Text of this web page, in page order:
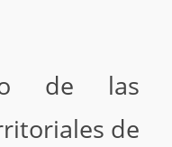
de las
de